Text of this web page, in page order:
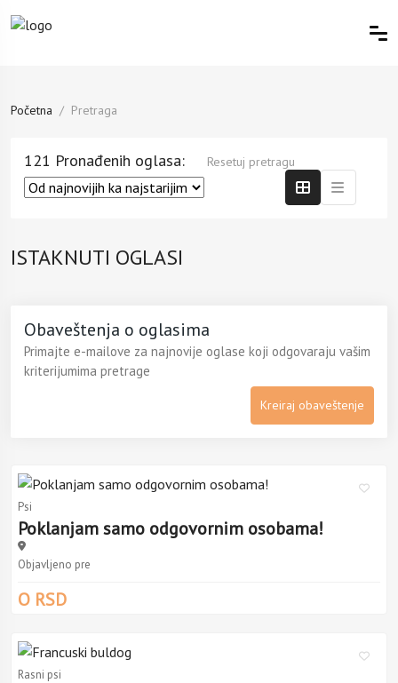
Početna Pretraga
121 Pronađenih oglasa: Resetuj pretragu
ISTAKNUTI OGLASI
Obaveštenja o oglasima
Primajte e-mailove za najnovije oglase koji odgovaraju vašim
kriterijumima pretrage
Kreiraj obaveštenje
Psi
Poklanjam samo odgovornim osobama!
Objavljeno pre
O RSD
Rasni psi